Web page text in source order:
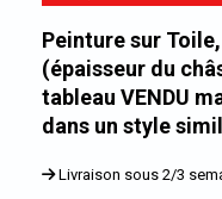
Peinture sur
(épaisseur du
tableau VENDU
dans un style
Livraison sous 2/3